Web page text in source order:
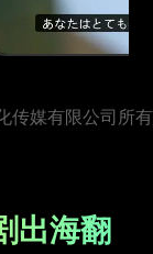
传媒有限公司所有
出海翻